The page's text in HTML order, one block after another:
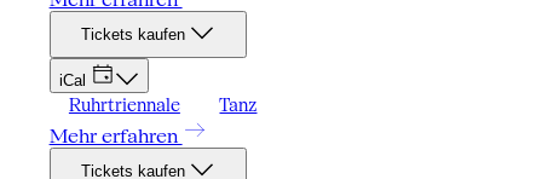
Tickets kaufen
iCal
Ruhrtriennale Tanz
Mehr erfahren
Tickets kaufen